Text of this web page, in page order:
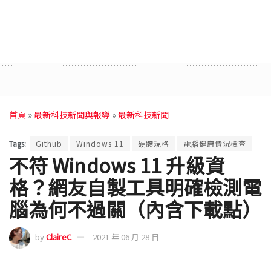
首頁 »最新科技新聞與報導 »最新科技新聞
Tags: Github Windows 11 硬體規格 電腦健康情況檢查
不符 Windows 11 升級資
格？網友自製工具明確檢測電
腦為何不過關（內含下載點）
byClaireC 2021 年 06 月 28 日